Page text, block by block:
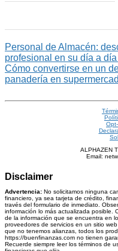
Personal de Almacén:
profesional en su día a
Cómo convertirse en un
panadería en
ALPHAZEN
Email:
Disclaimer
Advertencia: No solicitamos ninguna
financiero, ya sea tarjeta de crédito,
través del formulario de inmediato.
información lo más actualizada posible.
de la información que se encuentra en
proveedores de servicios en un sitio
que no tenemos alianzas, todos los
https://buenfinanzas.com no tienen
Recuerde siempre leer los términos de